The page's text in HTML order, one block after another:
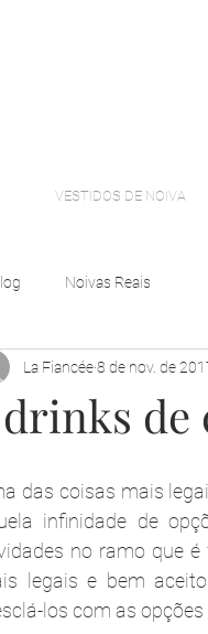
VESTIDOS DE NOIVA
Noivas Reais
drinks de
La Fiancée8 de nov. de
das coisas mais
infinidade de
no ramo que
legais e bem
los com as